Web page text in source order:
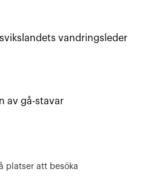
vandringsleder
av gå-stavar
platser att besöka